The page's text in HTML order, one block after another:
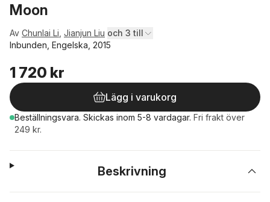
Moon
Av Chunlai Li Jianjun Liu och 3 till
Inbunden, Engelska, 2015
1 720 kr
Lägg i varukorg
Beställningsvara. Skickas inom 5-8 vardagar. Fri frakt över
249 kr.
Beskrivning